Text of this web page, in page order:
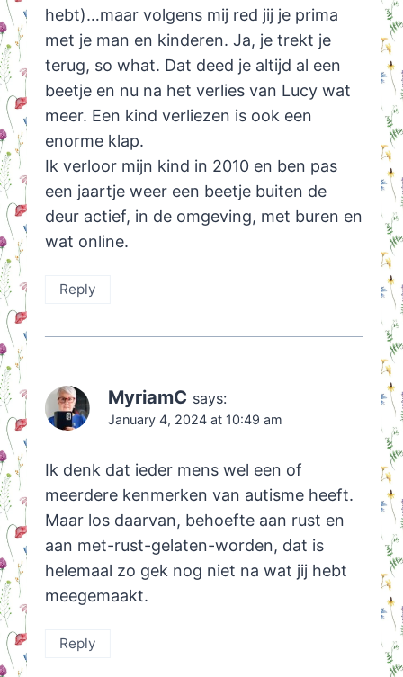
hebt)…maar volgens mij red jij je prima
met je man en kinderen. Ja, je trekt je
terug, so what. Dat deed je altijd al een
beetje en nu na het verlies van Lucy wat
meer. Een kind verliezen is ook een
enorme klap.
Ik verloor mijn kind in 2010 en ben pas
een jaartje weer een beetje buiten de
deur actief, in de omgeving, met buren en
wat online.
Reply
MyriamC says:
January 4, 2024 at 10:49 am
Ik denk dat ieder mens wel een of
meerdere kenmerken van autisme heeft.
Maar los daarvan, behoefte aan rust en
aan met-rust-gelaten-worden, dat is
helemaal zo gek nog niet na wat jij hebt
meegemaakt.
Reply